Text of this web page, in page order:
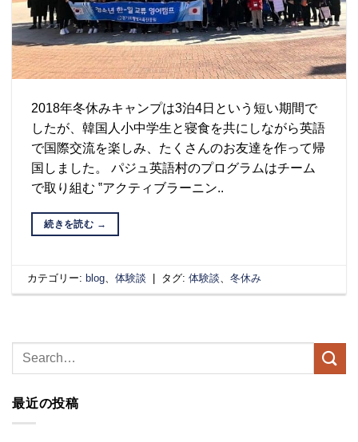
2018年冬休みキャンプは3泊4日という短い期間で
したが、韓国人小中学生と寝食を共にしながら英語
で国際交流を楽しみ、たくさんのお友達を作って帰
国しました。 パジュ英語村のプログラムはチーム
で取り組む ‟アクティブラーニン..
続きを読む →
カテゴリー: blog、体験談 タグ:体験談、冬休み
最近の投稿